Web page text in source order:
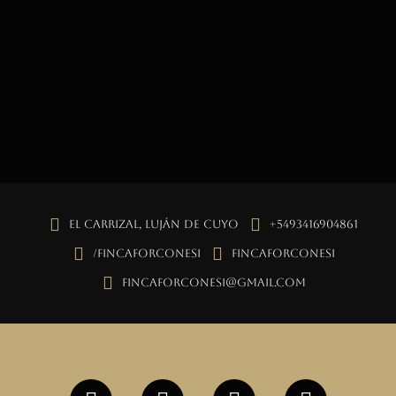
El Carrizal, Luján de Cuyo +5493416904861
/fincaforconesi fincaforconesi
fincaforconesi@gmail.com